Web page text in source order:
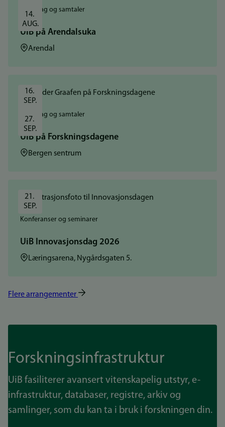
14.
AUG.
Foredrag og samtaler
UiB på Arendalsuka
Sted:Arendal
16.
SEP.
27.
SEP.
Foredrag og samtaler
UiB på Forskningsdagene
Sted:Bergen sentrum
21.
SEP.
Konferanser og seminarer
UiB Innovasjonsdag 2026
Sted:Læringsarena, Nygårdsgaten 5.
Flere arrangementer
Forskningsinfrastruktur
UiB fasiliterer avansert vitenskapelig utstyr, e-
infrastruktur, databaser, registre, arkiv og
samlinger, som du kan ta i bruk i forskningen din.